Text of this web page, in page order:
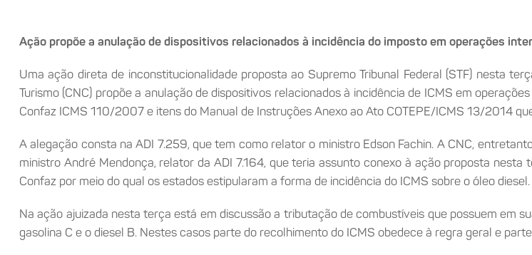
Ação propõe a anulação de dispositivos relacionados à incidência do imposto em operações
Uma ação direta de inconstitucionalidade proposta ao Supremo Tribunal Federal (STF) nesta
Turismo (CNC) propõea anulação de dispositivos relacionados à incidência de ICMS em
Confaz ICMS 110/2007 e itens do Manual de Instruções Anexo ao Ato COTEPE/ICMS 13/2014
A alegação consta na ADI 7.259, que tem como relator o ministro Edson Fachin. A CNC,
ministro André Mendonça, relator da ADI 7.164, que teria assunto conexo à ação proposta
Confaz por meio do qual os estados estipularam a forma de incidência do ICMS sobre o óleo diesel.
Na ação ajuizada nesta terça está em discussão a tributação de combustíveis que possuem em
gasolina C e o diesel B. Nestes casos parte do recolhimento do ICMS obedece à regra geral e